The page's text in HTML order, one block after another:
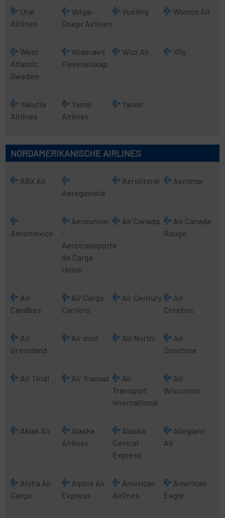
Ural
Airlines
Volga-
Dnepr Airlines
Vueling Wamos Air
West
Atlantic
Sweden
Widerøe’s
Flyveselskap
Wizz Air Xfly
Yakutia
Airlines
Yamal
Airlines
Yanair
NORDAMERIKANISCHE AIRLINES
ABX Air
Aerogaviota
Aerolitoral Aeromar
Aeroméxico
Aerounion
-
Aerotransporte
de Carga
Union
Air Canada
Air Canada
Rouge
Air
Caraïbes
Air Cargo
Carriers
Air Century
Air
Creebec
Air
Greenland
Air Inuit Air North
Air
Sunshine
Air Tindi Air Transat
Air
Transport
International
Air
Wisconsin
Aklak Air
Alaska
Airlines
Alaska
Central
Express
Allegiant
Air
Aloha Air
Cargo
Alpine Air
Express
American
Airlines
American
Eagle